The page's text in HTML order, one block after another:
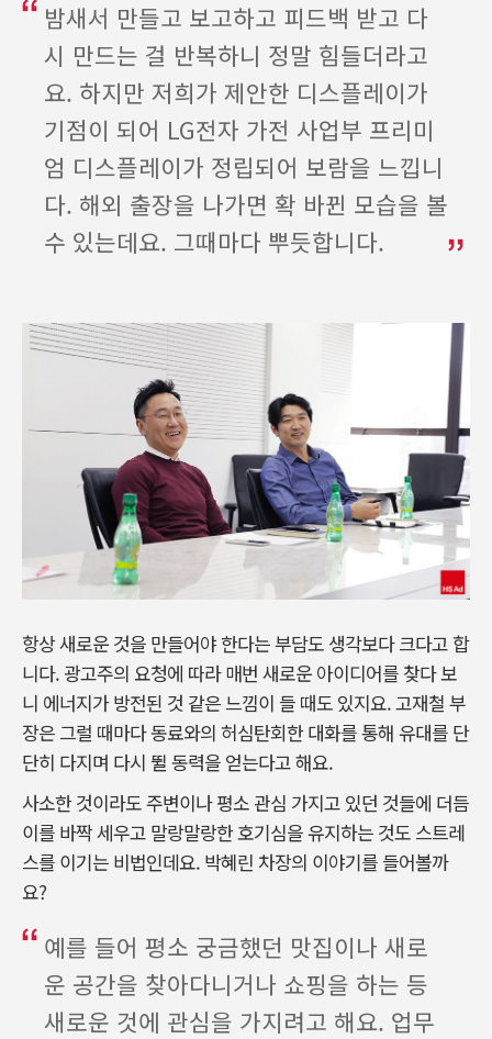
밤새서 만들고 보고하고 피드백 받고 다
시 만드는 걸 반복하니 정말 힘들더라고
요. 하지만 저희가 제안한 디스플레이가
기점이 되어 LG전자 가전 사업부 프리미
엄 디스플레이가 정립되어 보람을 느낍니
다. 해외 출장을 나가면 확 바뀐 모습을 볼
수 있는데요. 그때마다 뿌듯합니다.
항상 새로운 것을 만들어야 한다는 부담도 생각보다 크다고 합
니다. 광고주의 요청에 따라 매번 새로운 아이디어를 찾다 보
니 에너지가 방전된 것 같은 느낌이 들 때도 있지요. 고재철 부
장은 그럴 때마다 동료와의 허심탄회한 대화를 통해 유대를 단
단히 다지며 다시 뛸 동력을 얻는다고 해요.
사소한 것이라도 주변이나 평소 관심 가지고 있던 것들에 더듬
이를 바짝 세우고 말랑말랑한 호기심을 유지하는 것도 스트레
스를 이기는 비법인데요. 박혜린 차장의 이야기를 들어볼까
요?
예를 들어 평소 궁금했던 맛집이나 새로
운 공간을 찾아다니거나 쇼핑을 하는 등
새로운 것에 관심을 가지려고 해요. 업무